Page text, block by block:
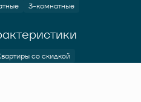
3-комнатные
со скидкой